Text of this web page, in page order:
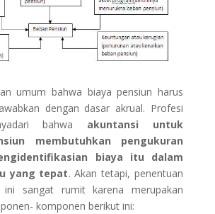
umum bahwa biaya pensiun harus
dengan dasar akrual. Profesi
bahwa akuntansi untuk
membutuhkan pengukuran
biaya itu dalam
yang tepat. Akan tetapi, penentuan
ini sangat rumit karena merupakan
komponen berikut ini: